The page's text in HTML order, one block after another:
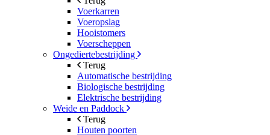
Voerkarren
Voeropslag
Hooistomers
Voerscheppen
Ongediertebestrijding
Terug
Automatische bestrijding
Biologische bestrijding
Elektrische bestrijding
Weide en Paddock
Terug
Houten poorten